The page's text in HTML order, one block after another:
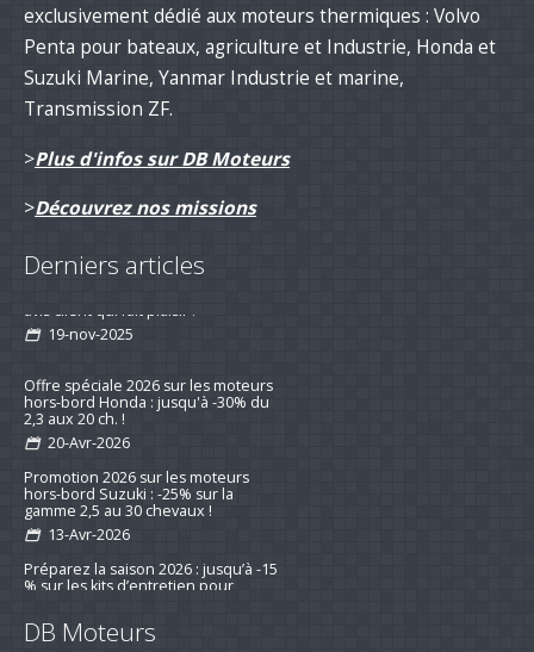
exclusivement dédié aux moteurs thermiques : Volvo
Penta pour bateaux, agriculture et Industrie, Honda et
Suzuki Marine, Yanmar Industrie et marine,
Transmission ZF.
>Plus d'infos sur DB Moteurs
>Découvrez nos missions
Derniers articles
Remotorisation d'un voilier suivi d'un
avis client qui fait plaisir !
Offre spéciale 2026 sur les moteurs
hors-bord Honda : jusqu'à -30% du
2,3 aux 20 ch. !
20-Avr-2026
Promotion 2026 sur les moteurs
hors-bord Suzuki : -25% sur la
gamme 2,5 au 30 chevaux !
13-Avr-2026
moteurs de bateau
DB Moteurs